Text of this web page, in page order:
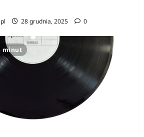
28 grudnia, 2025 0
minut